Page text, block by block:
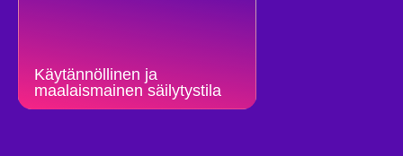
Käytännöllinen ja
maalaismainen säilytystila